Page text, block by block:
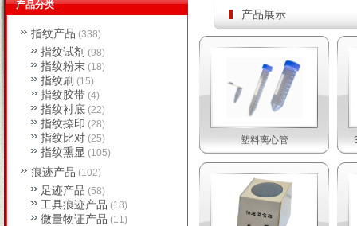
产品展示
塑料离心管
产品分类
指纹产品 (338)
指纹试剂 (98)
指纹粉末 (18)
指纹刷 (15)
指纹胶带 (4)
指纹衬底 (22)
指纹捺印 (28)
指纹比对 (25)
指纹熏显 (105)
痕迹产品 (102)
足迹产品 (58)
工具痕迹产品 (18)
微量物证产品 (11)